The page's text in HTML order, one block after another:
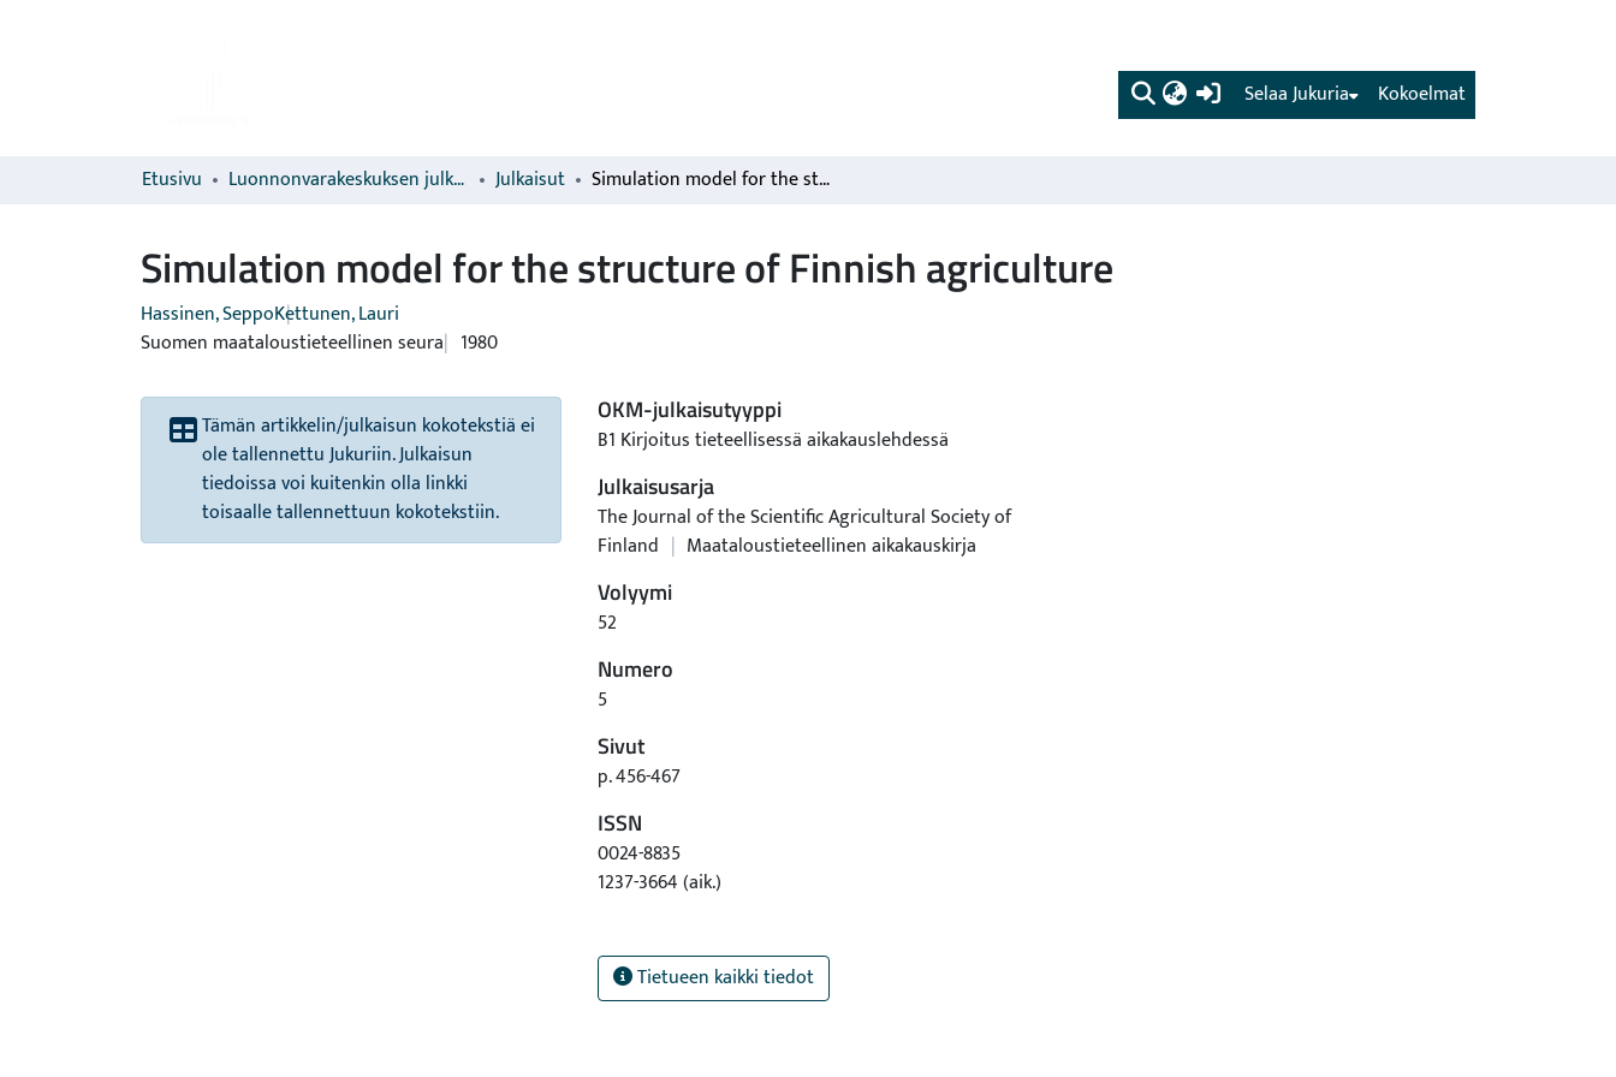
(current) Kokoelmat
Selaa Jukuria
Etusivu Luonnonvarakeskuksen julkaisut Julkaisut Simulation model for the structure of Finnish agriculture
Simulation model for the structure of Finnish agriculture
Hassinen, SeppoKettunen, Lauri
Suomen maataloustieteellinen seura 1980
Tämän artikkelin/julkaisun kokotekstiä ei
ole tallennettu Jukuriin. Julkaisun
tiedoissa voi kuitenkin olla linkki
toisaalle tallennettuun kokotekstiin.
OKM-julkaisutyyppi
B1 Kirjoitus tieteellisessä aikakauslehdessä
Julkaisusarja
The Journal of the Scientific Agricultural Society of
Finland | Maataloustieteellinen aikakauskirja
Volyymi
52
Numero
5
Sivut
p. 456-467
ISSN
0024-8835
1237-3664 (aik.)
Tietueen kaikki tiedot